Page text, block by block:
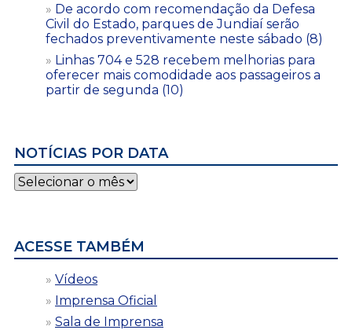
De acordo com recomendação da Defesa
Civil do Estado, parques de Jundiaí serão
fechados preventivamente neste sábado (8)
Linhas 704 e 528 recebem melhorias para
oferecer mais comodidade aos passageiros a
partir de segunda (10)
NOTÍCIAS POR DATA
Notícias
por
ACESSE TAMBÉM
Vídeos
Imprensa Oficial
Sala de Imprensa